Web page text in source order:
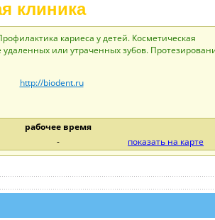
клиника
кариеса у детей. Косметическая
или утраченных зубов.
http://biodent.ru
рабочее время
- показать на карте